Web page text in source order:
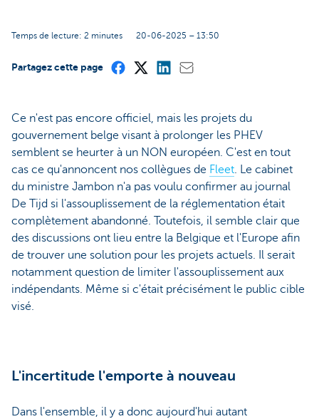
Temps de lecture: 2 minutes 20-06-2025 – 13:50
Partagez cette page
Ce n'est pas encore officiel, mais les projets du
gouvernement belge visant à prolonger les PHEV
semblent se heurter à un NON européen. C'est en tout
cas ce qu'annoncent nos collègues de Fleet. Le cabinet
du ministre Jambon n'a pas voulu confirmer au journal
De Tijd si l'assouplissement de la réglementation était
complètement abandonné. Toutefois, il semble clair que
des discussions ont lieu entre la Belgique et l'Europe afin
de trouver une solution pour les projets actuels. Il serait
notamment question de limiter l'assouplissement aux
indépendants. Même si c'était précisément le public cible
visé.
L'incertitude l'emporte à nouveau
Dans l'ensemble, il y a donc aujourd'hui autant